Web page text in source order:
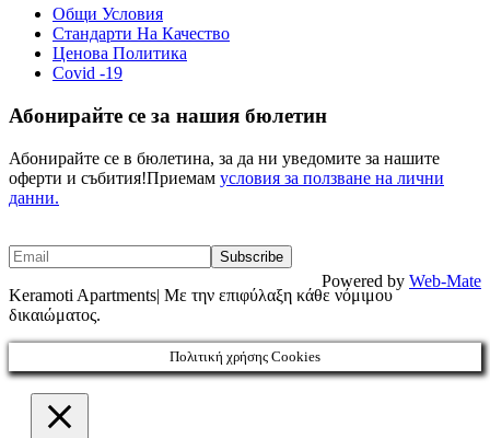
Общи Условия
Стандарти На Качество
Ценова Политика
Covid -19
Абонирайте се за нашия бюлетин
Абонирайте се в бюлетина, за да ни уведомите за нашите
оферти и събития!Приемам условия за ползване на лични
данни.
Keramoti Apartments| Με την επιφύλαξη κάθε νόμιμου
δικαιώματος.
Powered by Web-Mate
Πολιτική χρήσης Cookies